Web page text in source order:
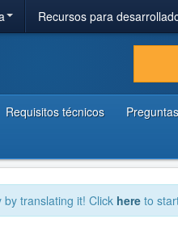
Recursos para
Requisitos técnicos
translating it! Click here to